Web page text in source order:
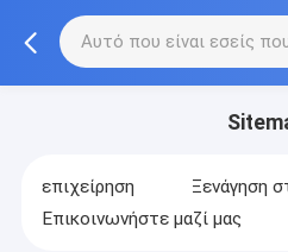
επιχείρηση Ξενάγηση
Επικοινωνήστε μαζί μας